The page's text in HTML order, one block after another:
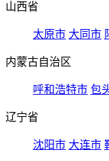
山西省
太原市 大同市
内蒙古自治区
呼和浩特市 包
辽宁省
沈阳市 大连市